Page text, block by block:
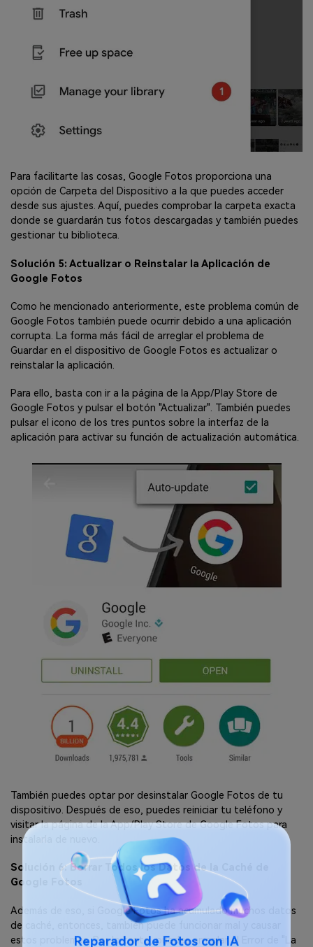
Para facilitarte las cosas, Google Fotos proporciona una
opción de Carpeta del Dispositivo a la que puedes acceder
desde sus ajustes. Aquí, puedes comprobar la carpeta exacta
donde se guardarán tus fotos descargadas y también puedes
gestionar tu biblioteca.
Solución 5: Actualizar o Reinstalar la Aplicación de
Google Fotos
Como he mencionado anteriormente, este problema común de
Google Fotos también puede ocurrir debido a una aplicación
corrupta. La forma más fácil de arreglar el problema de
Guardar en el dispositivo de Google Fotos es actualizar o
reinstalar la aplicación.
Para ello, basta con ir a la página de la App/Play Store de
Google Fotos y pulsar el botón "Actualizar". También puedes
pulsar el icono de los tres puntos sobre la interfaz de la
aplicación para activar su función de actualización automática.
También puedes optar por desinstalar Google Fotos de tu
dispositivo. Después de eso, puedes reiniciar tu teléfono y
visitar la página de la App/Play Store de Google Fotos para
instalarla de nuevo.
Solución 6: Borrar Todos los Datos de la Caché de
Google Fotos
Además de eso, si Google Fotos ha acumulado muchos datos
de caché, entonces, también puede funcionar mal y causar
estos problemas. Por lo tanto, puedes arreglar el Error de "La